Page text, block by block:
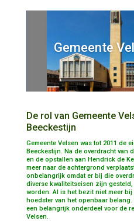
Gemeente
De rol van Gemeente
Beeckestijn
Gemeente Velsen was tot 2011 de
Beeckestijn. Na de overdracht van
en de opstallen aan Hendrick de
meer naar de achtergrond
onbelangrijk omdat er bij die
diverse kwaliteitseisen zijn
worden. Al is het bezit niet meer
hoedster van het openbaar
een belangrijk onderdeel voor de
Velsen.